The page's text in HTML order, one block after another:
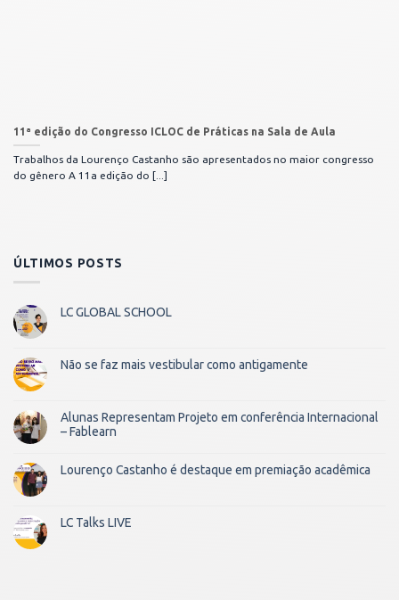
11ª edição do Congresso ICLOC de Práticas na Sala de Aula
Trabalhos da Lourenço Castanho são apresentados no maior congresso
do gênero A 11a edição do [...]
ÚLTIMOS POSTS
LC GLOBAL SCHOOL
Não se faz mais vestibular como antigamente
Alunas Representam Projeto em conferência Internacional
– Fablearn
Lourenço Castanho é destaque em premiação acadêmica
LC Talks LIVE